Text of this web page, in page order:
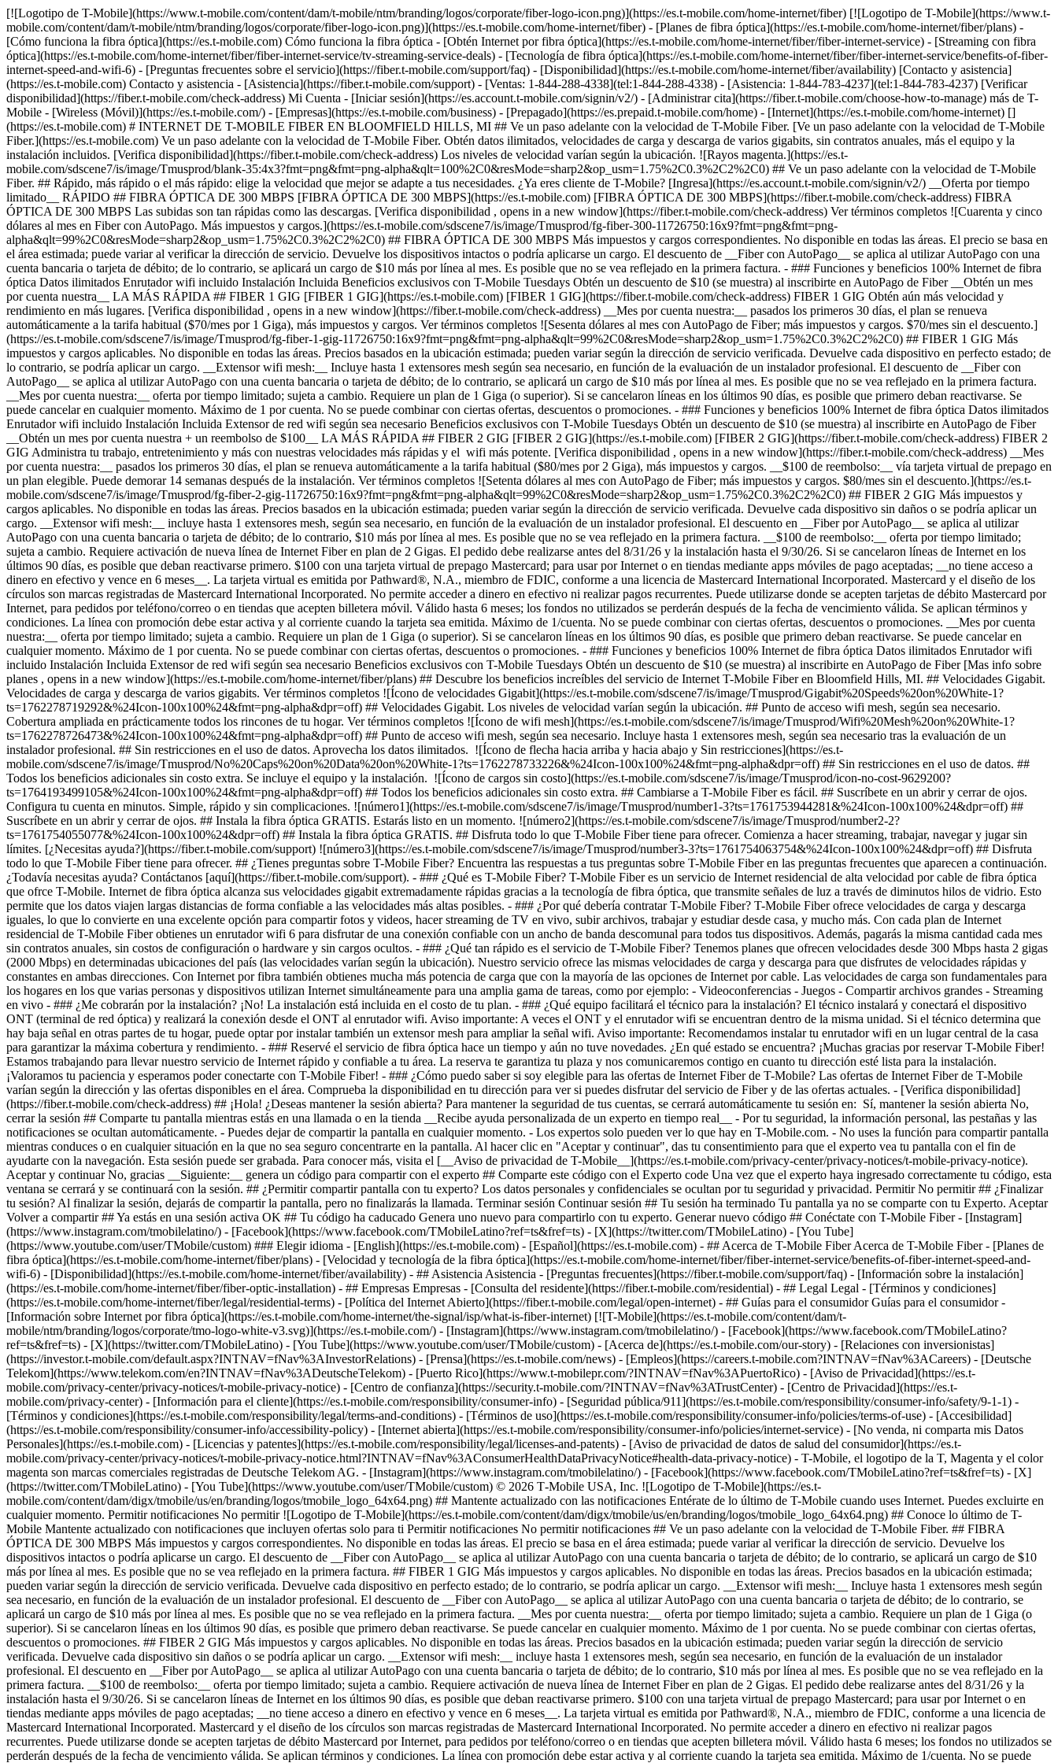
[![Logotipo de T-Mobile](https://www.t-mobile.com/content/dam/t-mobile/ntm/branding/logos/corporate/fiber-logo-icon.png)](https://es.t-mobile.com/home-internet/fiber) [![Logotipo de T-Mobile](https://www.t-mobile.com/content/dam/t-mobile/ntm/branding/logos/corporate/fiber-logo-icon.png)](https://es.t-mobile.com/home-internet/fiber) - [Planes de fibra óptica](https://es.t-mobile.com/home-internet/fiber/plans) - [Cómo funciona la fibra óptica](https://es.t-mobile.com) Cómo funciona la fibra óptica - [Obtén Internet por fibra óptica](https://es.t-mobile.com/home-internet/fiber/fiber-internet-service) - [Streaming con fibra óptica](https://es.t-mobile.com/home-internet/fiber/fiber-internet-service/tv-streaming-service-deals) - [Tecnología de fibra óptica](https://es.t-mobile.com/home-internet/fiber/fiber-internet-service/benefits-of-fiber-internet-speed-and-wifi-6) - [Preguntas frecuentes sobre el servicio](https://fiber.t-mobile.com/support/faq) - [Disponibilidad](https://es.t-mobile.com/home-internet/fiber/availability) [Contacto y asistencia](https://es.t-mobile.com) Contacto y asistencia - [Asistencia](https://fiber.t-mobile.com/support) - [Ventas: 1-844-288-4338](tel:1-844-288-4338) - [Asistencia: 1-844-783-4237](tel:1-844-783-4237) [Verificar disponibilidad](https://fiber.t-mobile.com/check-address) Mi Cuenta - [Iniciar sesión](https://es.account.t-mobile.com/signin/v2/) - [Administrar cita](https://fiber.t-mobile.com/choose-how-to-manage) más de T-Mobile - [Wireless (Móvil)](https://es.t-mobile.com/) - [Empresas](https://es.t-mobile.com/business) - [Prepagado](https://es.prepaid.t-mobile.com/home) - [Internet](https://es.t-mobile.com/home-internet) [](https://es.t-mobile.com) # INTERNET DE T-MOBILE FIBER EN BLOOMFIELD HILLS, MI ## Ve un paso adelante con la velocidad de T-Mobile Fiber. [Ve un paso adelante con la velocidad de T-Mobile Fiber.](https://es.t-mobile.com) Ve un paso adelante con la velocidad de T-Mobile Fiber. Obtén datos ilimitados, velocidades de carga y descarga de varios gigabits, sin contratos anuales, más el equipo y la instalación incluidos. [Verifica disponibilidad](https://fiber.t-mobile.com/check-address) Los niveles de velocidad varían según la ubicación. ![Rayos magenta.](https://es.t-mobile.com/sdscene7/is/image/Tmusprod/blank-35:4x3?fmt=png&fmt=png-alpha&qlt=100%2C0&resMode=sharp2&op_usm=1.75%2C0.3%2C2%2C0) ## Ve un paso adelante con la velocidad de T-Mobile Fiber. ## Rápido, más rápido o el más rápido: elige la velocidad que mejor se adapte a tus necesidades. ¿Ya eres cliente de T-Mobile? [Ingresa](https://es.account.t-mobile.com/signin/v2/) __Oferta por tiempo limitado__ RÁPIDO ## FIBRA ÓPTICA DE 300 MBPS [FIBRA ÓPTICA DE 300 MBPS](https://es.t-mobile.com) [FIBRA ÓPTICA DE 300 MBPS](https://fiber.t-mobile.com/check-address) FIBRA ÓPTICA DE 300 MBPS Las subidas son tan rápidas como las descargas. [Verifica disponibilidad , opens in a new window](https://fiber.t-mobile.com/check-address) Ver términos completos ![Cuarenta y cinco dólares al mes en Fiber con AutoPago. Más impuestos y cargos.](https://es.t-mobile.com/sdscene7/is/image/Tmusprod/fg-fiber-300-11726750:16x9?fmt=png&fmt=png-alpha&qlt=99%2C0&resMode=sharp2&op_usm=1.75%2C0.3%2C2%2C0) ## FIBRA ÓPTICA DE 300 MBPS Más impuestos y cargos correspondientes. No disponible en todas las áreas. El precio se basa en el área estimada; puede variar al verificar la dirección de servicio. Devuelve los dispositivos intactos o podría aplicarse un cargo. El descuento de __Fiber con AutoPago__ se aplica al utilizar AutoPago con una cuenta bancaria o tarjeta de débito; de lo contrario, se aplicará un cargo de $10 más por línea al mes. Es posible que no se vea reflejado en la primera factura. - ### Funciones y beneficios 100% Internet de fibra óptica Datos ilimitados Enrutador wifi incluido Instalación Incluida Beneficios exclusivos con T-Mobile Tuesdays Obtén un descuento de $10 (se muestra) al inscribirte en AutoPago de Fiber __Obtén un mes por cuenta nuestra__ LA MÁS RÁPIDA ## FIBER 1 GIG [FIBER 1 GIG](https://es.t-mobile.com) [FIBER 1 GIG](https://fiber.t-mobile.com/check-address) FIBER 1 GIG Obtén aún más velocidad y rendimiento en más lugares. [Verifica disponibilidad , opens in a new window](https://fiber.t-mobile.com/check-address) __Mes por cuenta nuestra:__ pasados los primeros 30 días, el plan se renueva automáticamente a la tarifa habitual ($70/mes por 1 Giga), más impuestos y cargos. Ver términos completos ![Sesenta dólares al mes con AutoPago de Fiber; más impuestos y cargos. $70/mes sin el descuento.](https://es.t-mobile.com/sdscene7/is/image/Tmusprod/fg-fiber-1-gig-11726750:16x9?fmt=png&fmt=png-alpha&qlt=99%2C0&resMode=sharp2&op_usm=1.75%2C0.3%2C2%2C0) ## FIBER 1 GIG Más impuestos y cargos aplicables. No disponible en todas las áreas. Precios basados ​​en la ubicación estimada; pueden variar según la dirección de servicio verificada. Devuelve cada dispositivo en perfecto estado; de lo contrario, se podría aplicar un cargo. __Extensor wifi mesh:__ Incluye hasta 1 extensores mesh según sea necesario, en función de la evaluación de un instalador profesional. El descuento de __Fiber con AutoPago__ se aplica al utilizar AutoPago con una cuenta bancaria o tarjeta de débito; de lo contrario, se aplicará un cargo de $10 más por línea al mes. Es posible que no se vea reflejado en la primera factura. __Mes por cuenta nuestra:__ oferta por tiempo limitado; sujeta a cambio. Requiere un plan de 1 Giga (o superior). Si se cancelaron líneas en los últimos 90 días, es posible que primero deban reactivarse. Se puede cancelar en cualquier momento. Máximo de 1 por cuenta. No se puede combinar con ciertas ofertas, descuentos o promociones. - ### Funciones y beneficios 100% Internet de fibra óptica Datos ilimitados Enrutador wifi incluido Instalación Incluida Extensor de red wifi según sea necesario Beneficios exclusivos con T-Mobile Tuesdays Obtén un descuento de $10 (se muestra) al inscribirte en AutoPago de Fiber __Obtén un mes por cuenta nuestra + un reembolso de $100__ LA MÁS RÁPIDA ## FIBER 2 GIG [FIBER 2 GIG](https://es.t-mobile.com) [FIBER 2 GIG](https://fiber.t-mobile.com/check-address) FIBER 2 GIG Administra tu trabajo, entretenimiento y más con nuestras velocidades más rápidas y el wifi más potente. [Verifica disponibilidad , opens in a new window](https://fiber.t-mobile.com/check-address) __Mes por cuenta nuestra:__ pasados los primeros 30 días, el plan se renueva automáticamente a la tarifa habitual ($80/mes por 2 Giga), más impuestos y cargos. __$100 de reembolso:__ vía tarjeta virtual de prepago en un plan elegible. Puede demorar 14 semanas después de la instalación. Ver términos completos ![Setenta dólares al mes con AutoPago de Fiber; más impuestos y cargos. $80/mes sin el descuento.](https://es.t-mobile.com/sdscene7/is/image/Tmusprod/fg-fiber-2-gig-11726750:16x9?fmt=png&fmt=png-alpha&qlt=99%2C0&resMode=sharp2&op_usm=1.75%2C0.3%2C2%2C0) ## FIBER 2 GIG Más impuestos y cargos aplicables. No disponible en todas las áreas. Precios basados ​​en la ubicación estimada; pueden variar según la dirección de servicio verificada. Devuelve cada dispositivo sin daños o se podría aplicar un cargo. __Extensor wifi mesh:__ incluye hasta 1 extensores mesh, según sea necesario, en función de la evaluación de un instalador profesional. El descuento en __Fiber por AutoPago__ se aplica al utilizar AutoPago con una cuenta bancaria o tarjeta de débito; de lo contrario, $10 más por línea al mes. Es posible que no se vea reflejado en la primera factura. __$100 de reembolso:__ oferta por tiempo limitado; sujeta a cambio. Requiere activación de nueva línea de Internet Fiber en plan de 2 Gigas. El pedido debe realizarse antes del 8/31/26 y la instalación hasta el 9/30/26. Si se cancelaron líneas de Internet en los últimos 90 días, es posible que deban reactivarse primero. $100 con una tarjeta virtual de prepago Mastercard; para usar por Internet o en tiendas mediante apps móviles de pago aceptadas; __no tiene acceso a dinero en efectivo y vence en 6 meses__. La tarjeta virtual es emitida por Pathward®, N.A., miembro de FDIC, conforme a una licencia de Mastercard International Incorporated. Mastercard y el diseño de los círculos son marcas registradas de Mastercard International Incorporated. No permite acceder a dinero en efectivo ni realizar pagos recurrentes. Puede utilizarse donde se acepten tarjetas de débito Mastercard por Internet, para pedidos por teléfono/correo o en tiendas que acepten billetera móvil. Válido hasta 6 meses; los fondos no utilizados se perderán después de la fecha de vencimiento válida. Se aplican términos y condiciones. La línea con promoción debe estar activa y al corriente cuando la tarjeta sea emitida. Máximo de 1/cuenta. No se puede combinar con ciertas ofertas, descuentos o promociones. __Mes por cuenta nuestra:__ oferta por tiempo limitado; sujeta a cambio. Requiere un plan de 1 Giga (o superior). Si se cancelaron líneas en los últimos 90 días, es posible que primero deban reactivarse. Se puede cancelar en cualquier momento. Máximo de 1 por cuenta. No se puede combinar con ciertas ofertas, descuentos o promociones. - ### Funciones y beneficios 100% Internet de fibra óptica Datos ilimitados Enrutador wifi incluido Instalación Incluida Extensor de red wifi según sea necesario Beneficios exclusivos con T-Mobile Tuesdays Obtén un descuento de $10 (se muestra) al inscribirte en AutoPago de Fiber [Mas info sobre planes , opens in a new window](https://es.t-mobile.com/home-internet/fiber/plans) ## Descubre los beneficios increíbles del servicio de Internet T-Mobile Fiber en Bloomfield Hills, MI. ## Velocidades Gigabit. Velocidades de carga y descarga de varios gigabits. Ver términos completos ![Ícono de velocidades Gigabit](https://es.t-mobile.com/sdscene7/is/image/Tmuspr
- [Verifica disponibilidad]
(https://fiber.t-mobile.com/check-address) ## ¡Hola! ¿Deseas mantener la sesión abierta? Para mantener la seguridad de tus cuentas, se cerrará automáticamente tu sesión en: Sí, mantener la sesión abierta No,
cerrar la sesión ## Comparte tu pantalla mientras estás en una llamada o en la tienda __Recibe ayuda personalizada de un experto en tiempo real__ - Por tu seguridad, la información personal, las pestañas y las
notificaciones se ocultan automáticamente. - Puedes dejar de compartir la pantalla en cualquier momento. - Los expertos solo pueden ver lo que hay en T-Mobile.com. - No uses la función para compartir pantalla
mientras conduces o en cualquier situación en la que no sea seguro concentrarte en la pantalla. Al hacer clic en "Aceptar y continuar", das tu consentimiento para que el experto vea tu pantalla con el fin de
ayudarte con la navegación. Esta sesión puede ser grabada. Para conocer más, visita el [__Aviso de privacidad de T-Mobile__](https://es.t-mobile.com/privacy-center/privacy-notices/t-mobile-privacy-notice).
Aceptar y continuar No, gracias __Siguiente:__ genera un código para compartir con el experto ## Comparte este código con el Experto code Una vez que el experto haya ingresado correctamente tu código, esta
ventana se cerrará y se continuará con la sesión. ## ¿Permitir compartir pantalla con tu experto? Los datos personales y confidenciales se ocultan por tu seguridad y privacidad. Permitir No permitir ## ¿Finalizar
tu sesión? Al finalizar la sesión, dejarás de compartir la pantalla, pero no finalizarás la llamada. Terminar sesión Continuar sesión ## Tu sesión ha terminado Tu pantalla ya no se comparte con tu Experto. Aceptar
Volver a compartir ## Ya estás en una sesión activa OK ## Tu código ha caducado Genera uno nuevo para compartirlo con tu experto. Generar nuevo código ## Conéctate con T-Mobile Fiber - [Instagram]
(https://www.instagram.com/tmobilelatino/) - [Facebook](https://www.facebook.com/TMobileLatino?ref=ts&fref=ts) - [X](https://twitter.com/TMobileLatino) - [You Tube]
(https://www.youtube.com/user/TMobile/custom) ### Elegir idioma - [English](https://es.t-mobile.com) - [Español](https://es.t-mobile.com) - ## Acerca de T-Mobile Fiber Acerca de T-Mobile Fiber - [Planes de
fibra óptica](https://es.t-mobile.com/home-internet/fiber/plans) - [Velocidad y tecnología de la fibra óptica](https://es.t-mobile.com/home-internet/fiber/fiber-internet-service/benefits-of-fiber-internet-speed-and-
wifi-6) - [Disponibilidad](https://es.t-mobile.com/home-internet/fiber/availability) - ## Asistencia Asistencia - [Preguntas frecuentes](https://fiber.t-mobile.com/support/faq) - [Información sobre la instalación]
(https://es.t-mobile.com/home-internet/fiber/fiber-optic-installation) - ## Empresas Empresas - [Consulta del residente](https://fiber.t-mobile.com/residential) - ## Legal Legal - [Términos y condiciones]
(https://es.t-mobile.com/home-internet/fiber/legal/residential-terms) - [Política del Internet Abierto](https://fiber.t-mobile.com/legal/open-internet) - ## Guías para el consumidor Guías para el consumidor -
[Información sobre Internet por fibra óptica](https://es.t-mobile.com/home-internet/the-signal/isp/what-is-fiber-internet) [![T-Mobile](https://es.t-mobile.com/content/dam/t-
mobile/ntm/branding/logos/corporate/tmo-logo-white-v3.svg)](https://es.t-mobile.com/) - [Instagram](https://www.instagram.com/tmobilelatino/) - [Facebook](https://www.facebook.com/TMobileLatino?
ref=ts&fref=ts) - [X](https://twitter.com/TMobileLatino) - [You Tube](https://www.youtube.com/user/TMobile/custom) - [Acerca de](https://es.t-mobile.com/our-story) - [Relaciones con inversionistas]
(https://investor.t-mobile.com/default.aspx?INTNAV=fNav%3AInvestorRelations) - [Prensa](https://es.t-mobile.com/news) - [Empleos](https://careers.t-mobile.com?INTNAV=fNav%3ACareers) - [Deutsche
Telekom](https://www.telekom.com/en?INTNAV=fNav%3ADeutscheTelekom) - [Puerto Rico](https://www.t-mobilepr.com/?INTNAV=fNav%3APuertoRico) - [Aviso de Privacidad](https://es.t-
mobile.com/privacy-center/privacy-notices/t-mobile-privacy-notice) - [Centro de confianza](https://security.t-mobile.com/?INTNAV=fNav%3ATrustCenter) - [Centro de Privacidad](https://es.t-
mobile.com/privacy-center) - [Información para el cliente](https://es.t-mobile.com/responsibility/consumer-info) - [Seguridad pública/911](https://es.t-mobile.com/responsibility/consumer-info/safety/9-1-1) -
[Términos y condiciones](https://es.t-mobile.com/responsibility/legal/terms-and-conditions) - [Términos de uso](https://es.t-mobile.com/responsibility/consumer-info/policies/terms-of-use) - [Accesibilidad]
(https://es.t-mobile.com/responsibility/consumer-info/accessibility-policy) - [Internet abierta](https://es.t-mobile.com/responsibility/consumer-info/policies/internet-service) - [No venda, ni comparta mis Datos
Personales](https://es.t-mobile.com) - [Licencias y patentes](https://es.t-mobile.com/responsibility/legal/licenses-and-patents) - [Aviso de privacidad de datos de salud del consumidor](https://es.t-
mobile.com/privacy-center/privacy-notices/t-mobile-privacy-notice.html?INTNAV=fNav%3AConsumerHealthDataPrivacyNotice#health-data-privacy-notice) - T-Mobile, el logotipo de la T, Magenta y el color
magenta son marcas comerciales registradas de Deutsche Telekom AG. - [Instagram](https://www.instagram.com/tmobilelatino/) - [Facebook](https://www.facebook.com/TMobileLatino?ref=ts&fref=ts) - [X]
(https://twitter.com/TMobileLatino) - [You Tube](https://www.youtube.com/user/TMobile/custom) © 2026 T‑Mobile USA, Inc. ![Logotipo de T-Mobile](https://es.t-
mobile.com/content/dam/digx/tmobile/us/en/branding/logos/tmobile_logo_64x64.png) ## Mantente actualizado con las notificaciones Entérate de lo último de T-Mobile cuando uses Internet. Puedes excluirte en
cualquier momento. Permitir notificaciones No permitir ![Logotipo de T-Mobile](https://es.t-mobile.com/content/dam/digx/tmobile/us/en/branding/logos/tmobile_logo_64x64.png) ## Conoce lo último de T-
Mobile Mantente actualizado con notificaciones que incluyen ofertas solo para ti Permitir notificaciones No permitir notificaciones ## Ve un paso adelante con la velocidad de T-Mobile Fiber. ## FIBRA
ÓPTICA DE 300 MBPS Más impuestos y cargos correspondientes. No disponible en todas las áreas. El precio se basa en el área estimada; puede variar al verificar la dirección de servicio. Devuelve los
dispositivos intactos o podría aplicarse un cargo. El descuento de __Fiber con AutoPago__ se aplica al utilizar AutoPago con una cuenta bancaria o tarjeta de débito; de lo contrario, se aplicará un cargo de $10
más por línea al mes. Es posible que no se vea reflejado en la primera factura. ## FIBER 1 GIG Más impuestos y cargos aplicables. No disponible en todas las áreas. Precios basados ​​en la ubicación estimada;
pueden variar según la dirección de servicio verificada. Devuelve cada dispositivo en perfecto estado; de lo contrario, se podría aplicar un cargo. __Extensor wifi mesh:__ Incluye hasta 1 extensores mesh según
sea necesario, en función de la evaluación de un instalador profesional. El descuento de __Fiber con AutoPago__ se aplica al utilizar AutoPago con una cuenta bancaria o tarjeta de débito; de lo contrario, se
aplicará un cargo de $10 más por línea al mes. Es posible que no se vea reflejado en la primera factura. __Mes por cuenta nuestra:__ oferta por tiempo limitado; sujeta a cambio. Requiere un plan de 1 Giga (o
superior). Si se cancelaron líneas en los últimos 90 días, es posible que primero deban reactivarse. Se puede cancelar en cualquier momento. Máximo de 1 por cuenta. No se puede combinar con ciertas ofertas,
descuentos o promociones. ## FIBER 2 GIG Más impuestos y cargos aplicables. No disponible en todas las áreas. Precios basados ​​en la ubicación estimada; pueden variar según la dirección de servicio
verificada. Devuelve cada dispositivo sin daños o se podría aplicar un cargo. __Extensor wifi mesh:__ incluye hasta 1 extensores mesh, según sea necesario, en función de la evaluación de un instalador
profesional. El descuento en __Fiber por AutoPago__ se aplica al utilizar AutoPago con una cuenta bancaria o tarjeta de débito; de lo contrario, $10 más por línea al mes. Es posible que no se vea reflejado en la
primera factura. __$100 de reembolso:__ oferta por tiempo limitado; sujeta a cambio. Requiere activación de nueva línea de Internet Fiber en plan de 2 Gigas. El pedido debe realizarse antes del 8/31/26 y la
instalación hasta el 9/30/26. Si se cancelaron líneas de Internet en los últimos 90 días, es posible que deban reactivarse primero. $100 con una tarjeta virtual de prepago Mastercard; para usar por Internet o en
tiendas mediante apps móviles de pago aceptadas; __no tiene acceso a dinero en efectivo y vence en 6 meses__. La tarjeta virtual es emitida por Pathward®, N.A., miembro de FDIC, conforme a una licencia de
Mastercard International Incorporated. Mastercard y el diseño de los círculos son marcas registradas de Mastercard International Incorporated. No permite acceder a dinero en efectivo ni realizar pagos
recurrentes. Puede utilizarse donde se acepten tarjetas de débito Mastercard por Internet, para pedidos por teléfono/correo o en tiendas que acepten billetera móvil. Válido hasta 6 meses; los fondos no utilizados se
perderán después de la fecha de vencimiento válida. Se aplican términos y condiciones. La línea con promoción debe estar activa y al corriente cuando la tarjeta sea emitida. Máximo de 1/cuenta. No se puede